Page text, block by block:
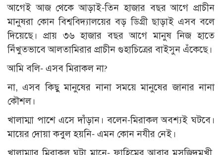
আগেই আজ থেকে আড়াই-তিন হাজার বছর আগে প্রাচীন
মানুষরা কোন বিশ্ববিদ্যালয়ের বড় ডিগ্রী ছাড়াই এসব বলে
দিয়েছে। প্রায় ৩৬ হাজার বছর আগে মানুষ নিজ হাতে
নিঁখুতভাবে আলতামিরার প্রাচীন গুহাচিত্রের বাইসুন এঁকেছে।
আমি বলি- এসব মিরাকল না?
না, এসব কিছু মানুষের নানা সময়ে মানুষের জানার নানা
কৌশল।
খালাম্মা পাশে এসে দাঁড়ান। বলেন-মিরাকল অবশ্যই ঘটবে।
মায়ের দোয়া কবুল হয়নি- এমন কোন নযীর নেই।